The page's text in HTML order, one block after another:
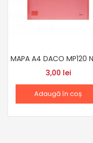
3,00 lei
Adaugă în coș